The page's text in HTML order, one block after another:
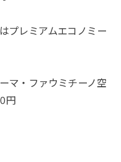
プレミアムエコノミー
マ・ファウミチーノ空
円